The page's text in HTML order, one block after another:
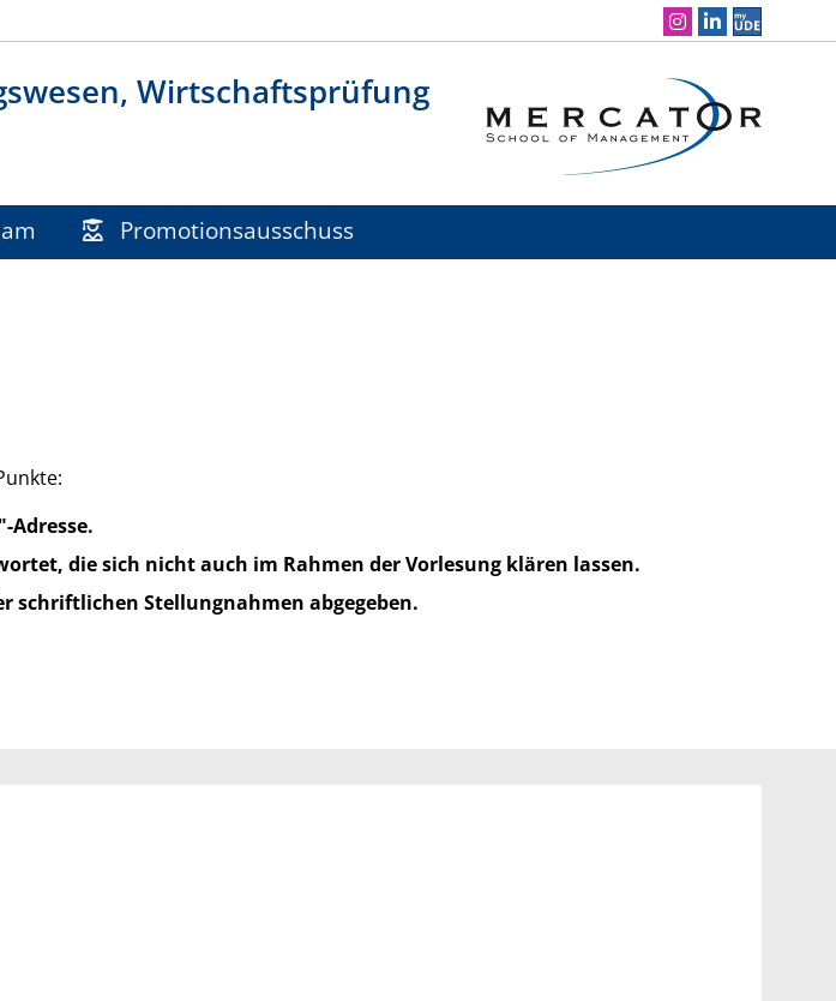
Wirtschaftsprüfung
Social Media Navigation
Promotionsausschuss
Adresse.
die sich nicht auch im Rahmen der Vorlesung klären lassen.
schriftlichen Stellungnahmen abgegeben.